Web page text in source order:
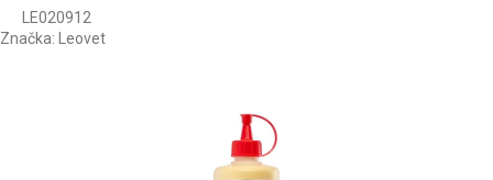
LE020912
Značka: Leovet